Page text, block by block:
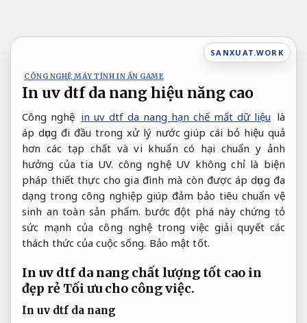
nội
SANXUAT.WORK
CÔNG NGHỆ MÁY TÍNH IN ẤN GAME
In uv dtf da nang hiệu năng cao
Công nghệ in uv dtf da nang hạn chế mất dữ liệu là
áp dụng đi đầu trong xử lý nước giúp cái bỏ hiệu quả
hơn các tạp chất và vi khuẩn có hại chuẩn y ảnh
hưởng của tia UV. công nghệ UV không chỉ là biện
pháp thiết thực cho gia đình mà còn được áp dụng đa
dạng trong công nghiệp giúp đảm bảo tiêu chuẩn vệ
sinh an toàn sản phẩm. bước đột phá này chứng tỏ
sức mạnh của công nghệ trong việc giải quyết các
thách thức của cuộc sống. Bảo mật tốt.
In uv dtf da nang chất lượng tốt cao in
đẹp rẻ Tối ưu cho công việc.
In uv dtf da nang